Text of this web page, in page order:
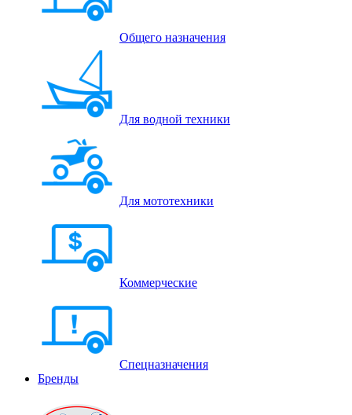
Общего назначения
Для водной техники
Для мототехники
Коммерческие
Спецназначения
Бренды